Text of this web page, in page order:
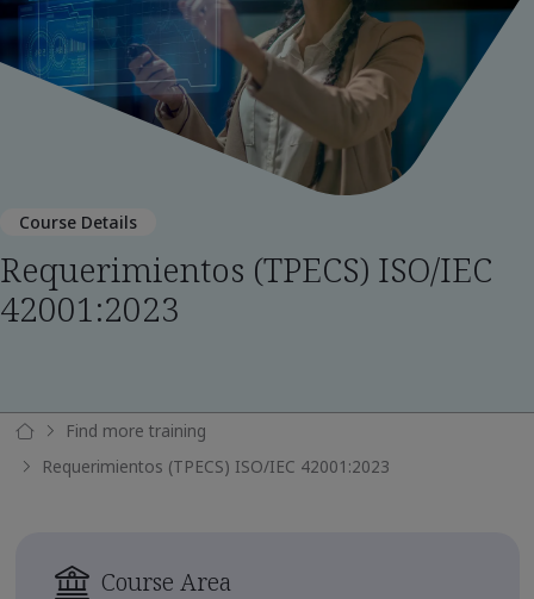
Course Details
Requerimientos (TPECS) ISO/IEC
42001:2023
Find more training
Requerimientos (TPECS) ISO/IEC 42001:2023
Course Area